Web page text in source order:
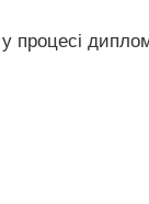
процесі